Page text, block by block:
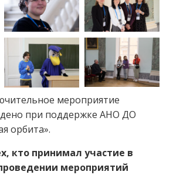
мероприятие
при поддержке АНО ДО
орбита».
кто принимал участие в
мероприятий